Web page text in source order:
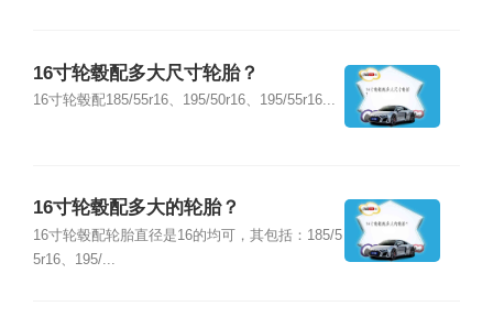
16寸轮毂配多大尺寸轮胎？
16寸轮毂配185/55r16、195/50r16、195/55r16...
16寸轮毂配多大的轮胎？
16寸轮毂配轮胎直径是16的均可，其包括：185/5
5r16、195/...